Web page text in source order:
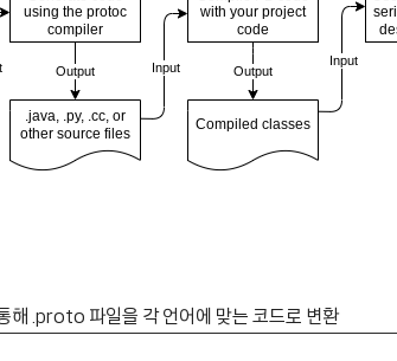
.proto 파일을 각 언어에 맞는 코드로 변환